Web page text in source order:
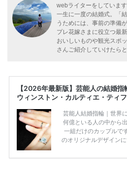
webライターをしています
一生に一度の結婚式。「
うためには、事前の準備
プレ花嫁さまに役立つ最
おいしいものや観光スポ
さんご紹介していけたら
【2026年最新版】芸能人の結婚
ウィンストン・カルティエ・ティ
芸能人結婚指輪｜世界
何億といる人の中から
一組だけのカップルで
のオリジナルデザイン
のを形にするのも想い